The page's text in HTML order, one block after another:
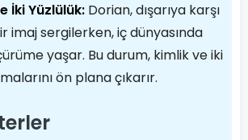
İki Yüzlülük: Dorian, dışarıya karşı
imaj sergilerken, iç dünyasında
yaşar. Bu durum, kimlik ve iki
ön plana çıkarır.